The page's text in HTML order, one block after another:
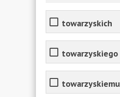
towarzyskich
towarzyskiego
towarzyskiemu